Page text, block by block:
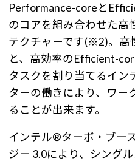
Performance-coreと
のコアを組み合わせた高
テクチャーです(※2)。高
と、高効率のEfficient-
タスクを割り当てるイン
ターの働きにより、ワー
ることが出来ます。
インテル®ターボ・ブー
ジー 3.0により、シング